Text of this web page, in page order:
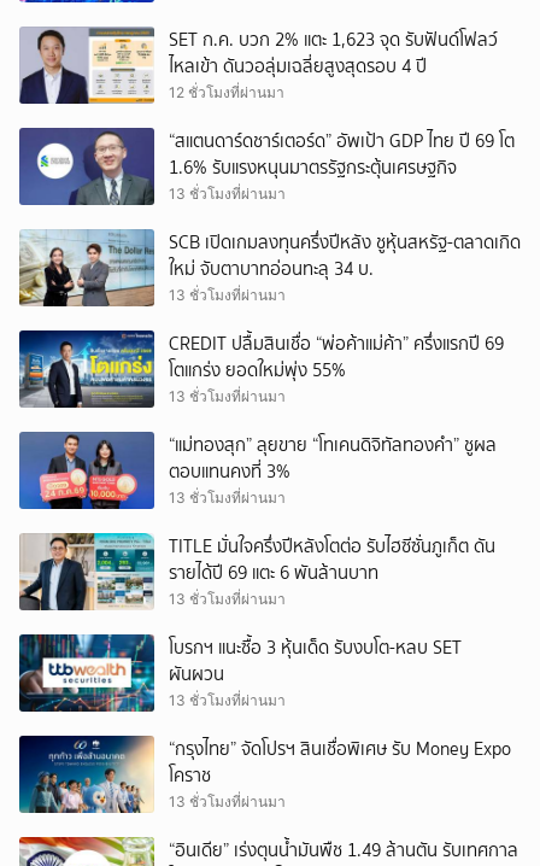
SET ก.ค. บวก 2% แตะ 1,623 จุด รับฟันด์โฟลว์
ไหลเข้า ดันวอลุ่มเฉลี่ยสูงสุดรอบ 4 ปี
12 ชั่วโมงที่ผ่านมา
“สแตนดาร์ดชาร์เตอร์ด” อัพเป้า GDP ไทย ปี 69 โต
1.6% รับแรงหนุนมาตรรัฐกระตุ้นเศรษฐกิจ
13 ชั่วโมงที่ผ่านมา
SCB เปิดเกมลงทุนครึ่งปีหลัง ชูหุ้นสหรัฐ-ตลาดเกิด
ใหม่ จับตาบาทอ่อนทะลุ 34 บ.
13 ชั่วโมงที่ผ่านมา
CREDIT ปลื้มสินเชื่อ “พ่อค้าแม่ค้า” ครึ่งแรกปี 69
โตแกร่ง ยอดใหม่พุ่ง 55%
13 ชั่วโมงที่ผ่านมา
“แม่ทองสุก” ลุยขาย “โทเคนดิจิทัลทองคำ” ชูผล
ตอบแทนคงที่ 3%
13 ชั่วโมงที่ผ่านมา
TITLE มั่นใจครึ่งปีหลังโตต่อ รับไฮซีซั่นภูเก็ต ดัน
รายได้ปี 69 แตะ 6 พันล้านบาท
13 ชั่วโมงที่ผ่านมา
โบรกฯ แนะซื้อ 3 หุ้นเด็ด รับงบโต-หลบ SET
ผันผวน
13 ชั่วโมงที่ผ่านมา
“กรุงไทย” จัดโปรฯ สินเชื่อพิเศษ รับ Money Expo
โคราช
13 ชั่วโมงที่ผ่านมา
“อินเดีย” เร่งตุนน้ำมันพืช 1.49 ล้านตัน รับเทศกาล